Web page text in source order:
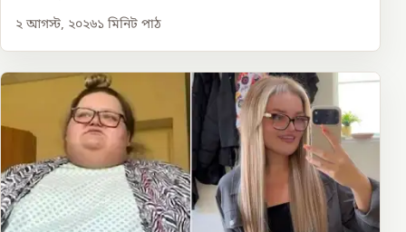
২ আগস্ট, ২০২৬১ মিনিট পাঠ